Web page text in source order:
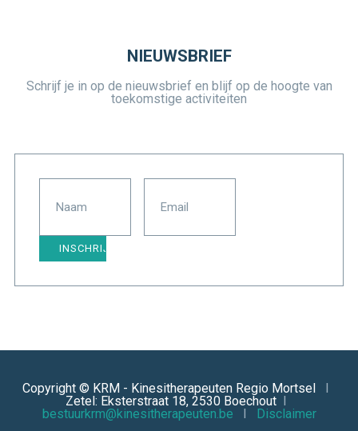
NIEUWSBRIEF
Schrijf je in op de nieuwsbrief en blijf op de hoogte van
toekomstige activiteiten
Copyright © KRM - Kinesitherapeuten Regio Mortsel I
Zetel: Eksterstraat 18, 2530 BoechoutI
bestuurkrm@kinesitherapeuten.be I Disclaimer